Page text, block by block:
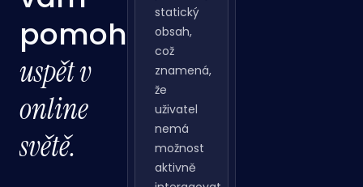
pomohou
uspět v
online
světě.
statický
obsah,
což
znamená,
že
uživatel
nemá
možnost
aktivně